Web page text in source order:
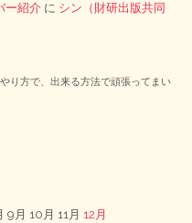
ー紹介 に シン（財研出版共同
り方で、出来る方法で頑張ってまい
9月 10月 11月 12月